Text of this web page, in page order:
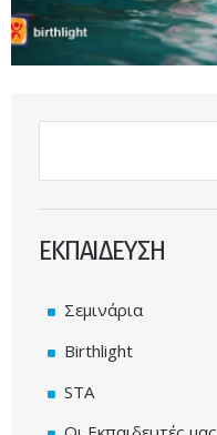
ΕΚΠΑΙΔΕΥΣΗ
Σεμινάρια
Birthlight
STA